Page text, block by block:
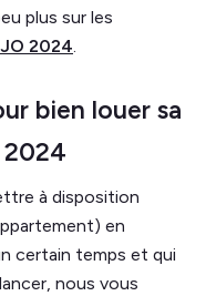
plus sur les
2024.
bien louer sa
2024
à disposition
en
certain temps et qui
nous vous